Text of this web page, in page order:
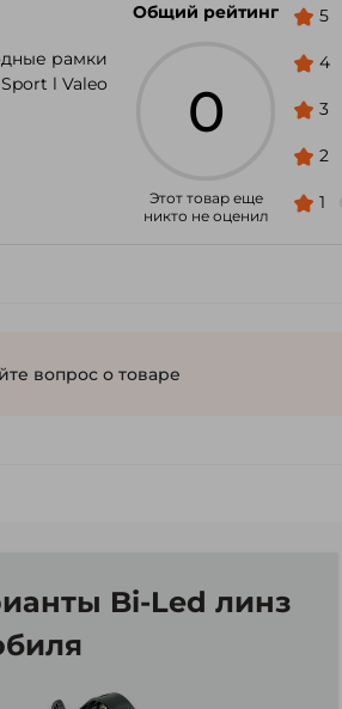
рамки
l Valeo
Общий рейтинг
0
Этот товар еще
никто не оценил
5
4
3
2
1
вопрос о товаре
Bi-Led линз